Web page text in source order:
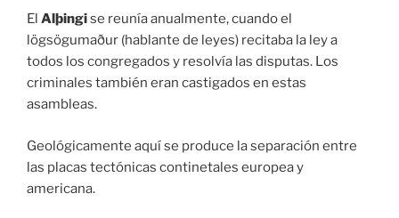
El Alþingise reunía anualmente, cuando el
lögsögumaður (hablante de leyes) recitaba la ley a
todos los congregados y resolvía las disputas. Los
criminales también eran castigados en estas
asambleas.
Geológicamente aquí se produce la separación entre
las placas tectónicas continetales europea y
americana.